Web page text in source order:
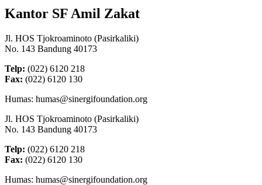
Kantor SF Amil Zakat
Jl. HOS Tjokroaminoto (Pasirkaliki)
No. 143 Bandung 40173
Telp: (022) 6120 218
Fax: (022) 6120 130
Humas: humas@sinergifoundation.org
Jl. HOS Tjokroaminoto (Pasirkaliki)
No. 143 Bandung 40173
Telp: (022) 6120 218
Fax: (022) 6120 130
Humas: humas@sinergifoundation.org